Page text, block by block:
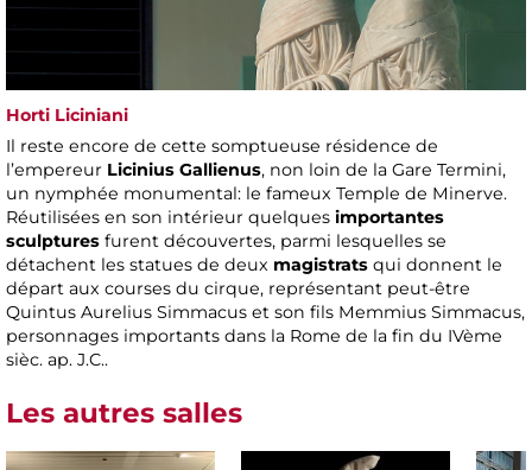
Horti Liciniani
Il reste encore de cette somptueuse résidence de
l’empereur Licinius Gallienus, non loin de la Gare Termini,
un nymphée monumental: le fameux Temple de Minerve.
Réutilisées en son intérieur quelques importantes
sculptures furent découvertes, parmi lesquelles se
détachent les statues de deux magistrats qui donnent le
départ aux courses du cirque, représentant peut-être
Quintus Aurelius Simmacus et son fils Memmius Simmacus,
personnages importants dans la Rome de la fin du IVème
sièc. ap. J.C..
Les autres salles